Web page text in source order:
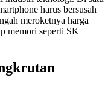
harus bersusah
meroketnya harga
memori seperti SK